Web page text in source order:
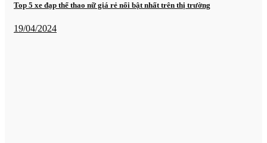
Top 5 xe đạp thể thao nữ giá rẻ nổi bật nhất trên thị trường
19/04/2024